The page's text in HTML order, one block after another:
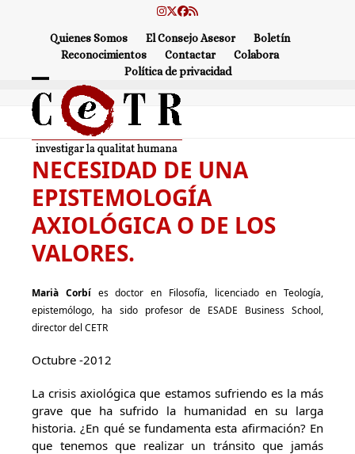
Instagram
Twitter
Facebook
RSS
Quienes Somos El Consejo Asesor
Boletín
Reconocimientos
Contactar
Colabora
Política de privacidad
Open
mobile
menu
Close
mobile
menu
NECESIDAD DE UNA
EPISTEMOLOGÍA
AXIOLÓGICA O DE LOS
VALORES.
Marià Corbíes doctor en Filosofía, licenciado en Teología,
epistemólogo, ha sido profesor de ESADE Business School,
director del CETR
Octubre -2012
La crisis axiológica que estamos sufriendo es la más
grave que ha sufrido la humanidad en su larga
historia. ¿En qué se fundamenta esta afirmación? En
que tenemos que realizar un tránsito que jamás